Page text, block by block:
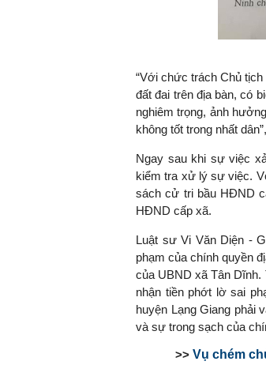
“Với chức trách Chủ
đất đai trên địa bàn, có
nghiêm trọng, ảnh
không tốt trong nhất
Ngay sau khi sự việc
kiểm tra xử lý sự việc.
sách cử tri bầu HĐND
HĐND cấp xã.
Luật sư Vi Văn Diện -
phạm của chính quyền
của UBND xã Tân Dĩnh.
nhận tiền phớt lờ sai
huyện Lạng Giang phải
và sự trong sạch của
>> Vụ chém